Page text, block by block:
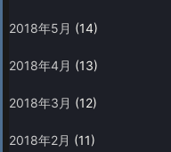
2018年5月 (14)
2018年4月 (13)
2018年3月 (12)
2018年2月 (11)